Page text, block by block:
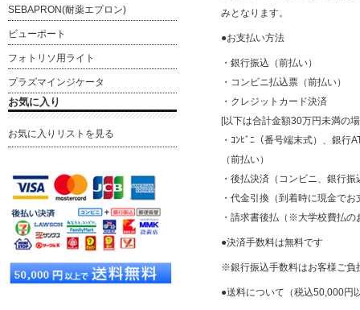
みとなります。
●お支払い方法
・銀行振込（前払い）
・コンビニ払込票（前払い）
・クレジットカード決済
[以下は合計金額30万円未満の
・ｺﾝﾋﾞﾆ（番号端末式）、銀行
（前払い）
・後払決済（コンビニ、銀行
・代金引換（到着時に現金でお
・請求書後払（※大学校費払の
●決済手数料は無料です
※銀行振込手数料はお客様ご負
●送料について（税込50,000円
SEBAPRON(耐薬エプロン)
ビューポート
フォトリソ用ライト
プラズマインジケータ
お気に入り
お気に入りリストを見る